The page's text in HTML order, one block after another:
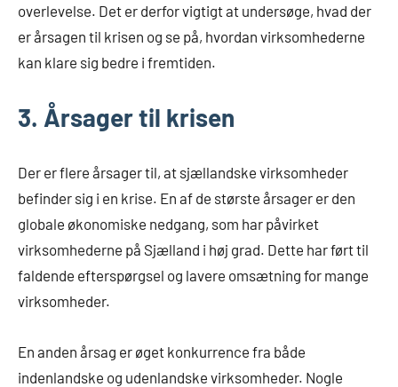
overlevelse. Det er derfor vigtigt at undersøge, hvad der
er årsagen til krisen og se på, hvordan virksomhederne
kan klare sig bedre i fremtiden.
3. Årsager til krisen
Der er flere årsager til, at sjællandske virksomheder
befinder sig i en krise. En af de største årsager er den
globale økonomiske nedgang, som har påvirket
virksomhederne på Sjælland i høj grad. Dette har ført til
faldende efterspørgsel og lavere omsætning for mange
virksomheder.
En anden årsag er øget konkurrence fra både
indenlandske og udenlandske virksomheder. Nogle